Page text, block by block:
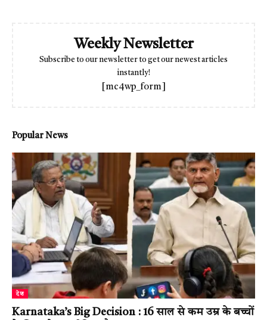
Weekly Newsletter
Subscribe to our newsletter to get our newest articles
instantly!
[mc4wp_form]
Popular News
देश
Karnataka’s Big Decision : 16 साल से कम उम्र के बच्चों